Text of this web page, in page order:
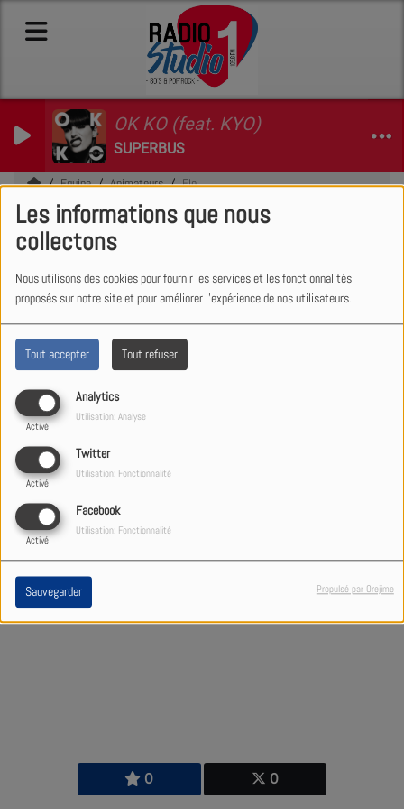
Les informations que nous
collectons
Nous utilisons des cookies pour fournir les services et les fonctionnalités
proposés sur notre site et pour améliorer l'expérience de nos utilisateurs.
Tout accepter Tout refuser
Analytics
Activé
Utilisation: Analyse
Twitter
Activé
Utilisation: Fonctionnalité
Facebook
Activé
Utilisation: Fonctionnalité
Sauvegarder Propulsé par Orejime
OK KO (feat. KYO)
SUPERBUS
Equipe Animateurs Flo
Flo
0 0
9900 VUES
Flo c'est de l'énergie à l'état brut.
Musique et bonnes nouvelles vous